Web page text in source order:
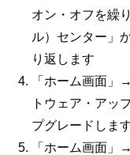
オン・オフを繰
ル）センター」
り返します
「ホーム画面
トウェア・アッ
プグレードしま
「ホーム画面」